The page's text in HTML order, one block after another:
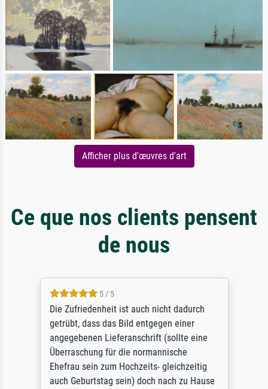
Afficher plus d'œuvres d'art
Ce que nos clients pensent
de nous
5 / 5
Die Zufriedenheit ist auch nicht dadurch
getrübt, dass das Bild entgegen einer
angegebenen Lieferanschrift (sollte eine
Überraschung für die normannische
Ehefrau sein zum Hochzeits- gleichzeitig
auch Geburtstag sein) doch nach zu Hause